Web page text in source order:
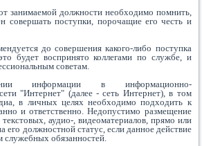
занимаемой должности необходимо помнить,
совершать поступки, порочащие его честь и
до совершения какого-либо поступка
будет воспринято коллегами по службе, и
советам.
информации в информационно-
"Интернет" (далее - сеть Интернет), в том
в личных целях необходимо подходить к
и ответственно. Недопустимо размещение
аудио-, видеоматериалов, прямо или
его должностной статус, если данное действие
служебных обязанностей.